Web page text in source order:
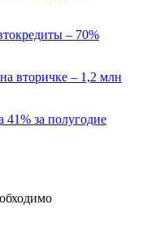
– 70%
вторичке – 1,2 млн
41% за полугодие